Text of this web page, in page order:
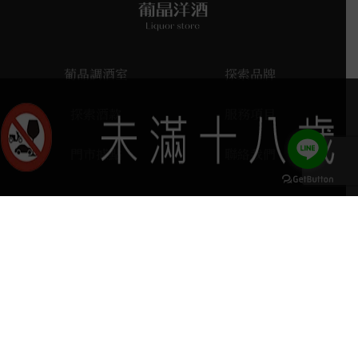
葡晶調酒室 探索品牌
探索酒款 服務項目
門市據點 聯絡我們